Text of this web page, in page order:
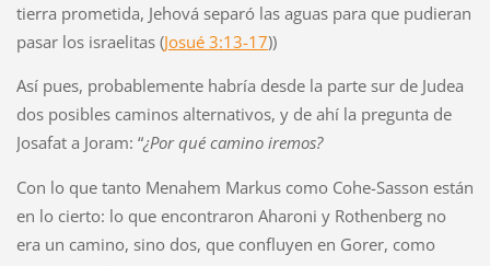
tierra prometida, Jehová separó las aguas para que pudieran
pasar los israelitas (Josué 3:13-17))
Así pues, probablemente habría desde la parte sur de Judea
dos posibles caminos alternativos, y de ahí la pregunta de
Josafat a Joram: “¿Por qué camino iremos?
Con lo que tanto Menahem Markus como Cohe-Sasson están
en lo cierto: lo que encontraron Aharoni y Rothenberg no
era un camino, sino dos, que confluyen en Gorer, como